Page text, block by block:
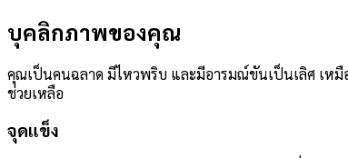
บุคลิกภาพของคุณ
คุณเป็นคนฉลาด มีไหวพริบ และมีอารมณ์ขันเป็นเลิศ เห
ช่วยเหลือ
จุดแข็ง